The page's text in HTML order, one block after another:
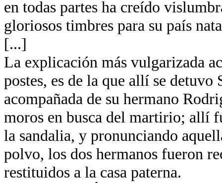
en todas partes ha creído
gloriosos timbres para su país
[...]
La explicación más vulgarizada
postes, es de la que allí se detuvo
acompañada de su hermano
moros en busca del martirio; allí
la sandalia, y pronunciando
polvo, los dos hermanos fueron
restituidos a la casa paterna.